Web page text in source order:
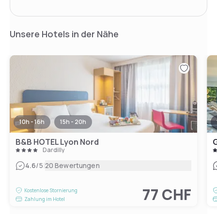
Unsere Hotels in der Nähe
10h - 16h 15h - 20h
B&B HOTEL Lyon Nord
Dardilly
4.6/5|20 Bewertungen
Kostenlose Stornierung
Zahlung im Hotel
77 CHF